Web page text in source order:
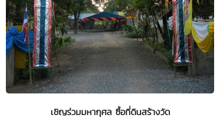
เชิญร่วมมหากุศล ซื้อที่ดินสร้างวัด